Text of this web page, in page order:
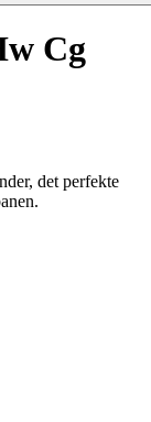
Cg
det perfekte